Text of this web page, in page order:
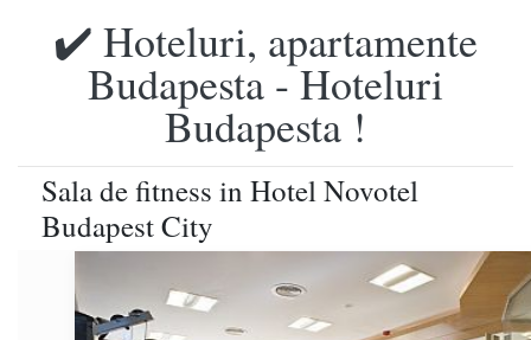
✔️ Hoteluri, apartamente
Budapesta - Hoteluri
Budapesta !
Sala de fitness in Hotel Novotel
Budapest City